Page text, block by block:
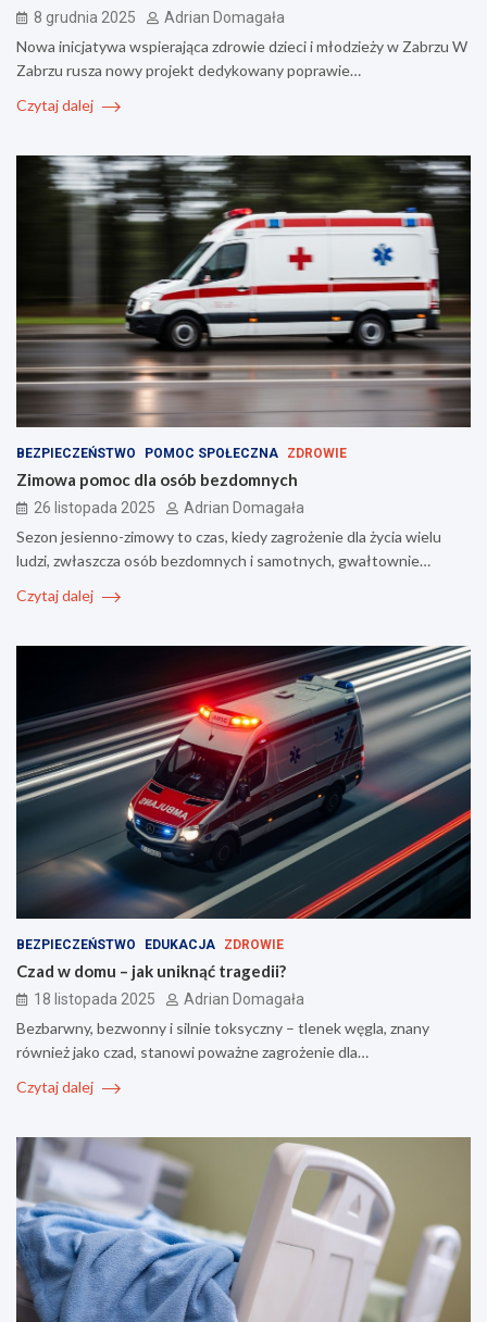
8 grudnia 2025 Adrian Domagała
Nowa inicjatywa wspierająca zdrowie dzieci i młodzieży w Zabrzu W
Zabrzu rusza nowy projekt dedykowany poprawie…
Czytaj dalej
BEZPIECZEŃSTWO POMOC SPOŁECZNA ZDROWIE
Zimowa pomoc dla osób bezdomnych
26 listopada 2025 Adrian Domagała
Sezon jesienno-zimowy to czas, kiedy zagrożenie dla życia wielu
ludzi, zwłaszcza osób bezdomnych i samotnych, gwałtownie…
Czytaj dalej
BEZPIECZEŃSTWO EDUKACJA ZDROWIE
Czad w domu – jak uniknąć tragedii?
18 listopada 2025 Adrian Domagała
Bezbarwny, bezwonny i silnie toksyczny – tlenek węgla, znany
również jako czad, stanowi poważne zagrożenie dla…
Czytaj dalej